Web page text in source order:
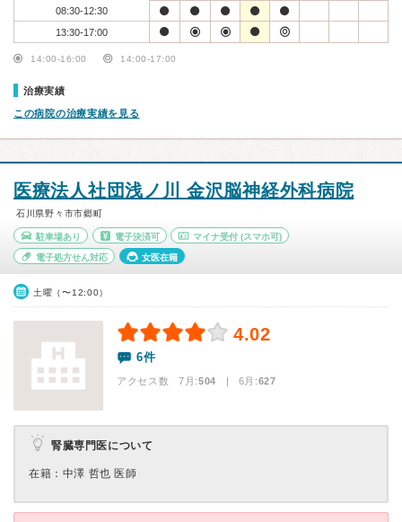
08:30-12:30
13:30-17:00
14:00-16:00 14:00-17:00
治療実績
この病院の治療実績を見る
医療法人社団浅ノ川 金沢脳神経外科病院
石川県野々市市郷町
駐車場あり 電子決済可 マイナ受付 (スマホ可)
電子処方せん対応 女医在籍
土曜（〜12:00）
4.02
6件
アクセス数 7月:504 | 6月:627
腎臓専門医について
在籍：中澤 哲也 医師